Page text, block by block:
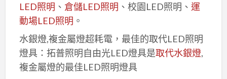
LED照明 、 倉儲LED照明 、校園LED照明、 運
動場LED照明 。
水銀燈,複金屬燈超耗電，最佳的取代LED照明
燈具：拓普照明自由光LED燈具是取代水銀燈,
複金屬燈的最佳LED照明燈具